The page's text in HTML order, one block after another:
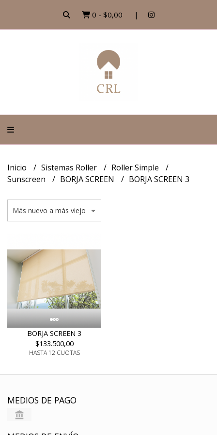
0 - $0,00
Inicio Sistemas Roller
Roller Simple
Sunscreen
BORJA SCREEN BORJA SCREEN 3
BORJA SCREEN 3
$133.500,00
HASTA 12 CUOTAS
MEDIOS DE PAGO